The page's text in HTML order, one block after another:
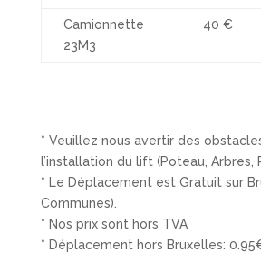
Camionnette
23M3
40 €
* Veuillez nous avertir des
l’installation du lift (Poteau, Arbres,
* Le Déplacement est Gratuit sur
Communes).
* Nos prix sont hors TVA
* Déplacement hors Bruxelles: